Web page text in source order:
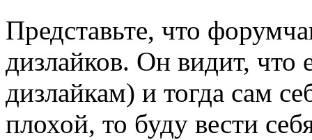
Представьте, что
дизлайков. Он видит, что
дизлайкам) и тогда сам
плохой, то буду вести